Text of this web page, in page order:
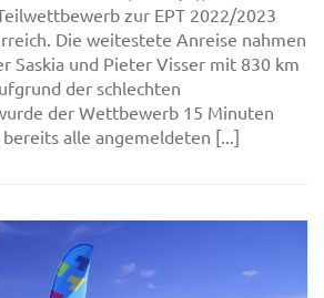
zur EPT 2022/2023
Die weitestete Anreise nahmen
Saskia und Pieter Visser mit 830 km
der schlechten
der Wettbewerb 15 Minuten
alle angemeldeten [...]